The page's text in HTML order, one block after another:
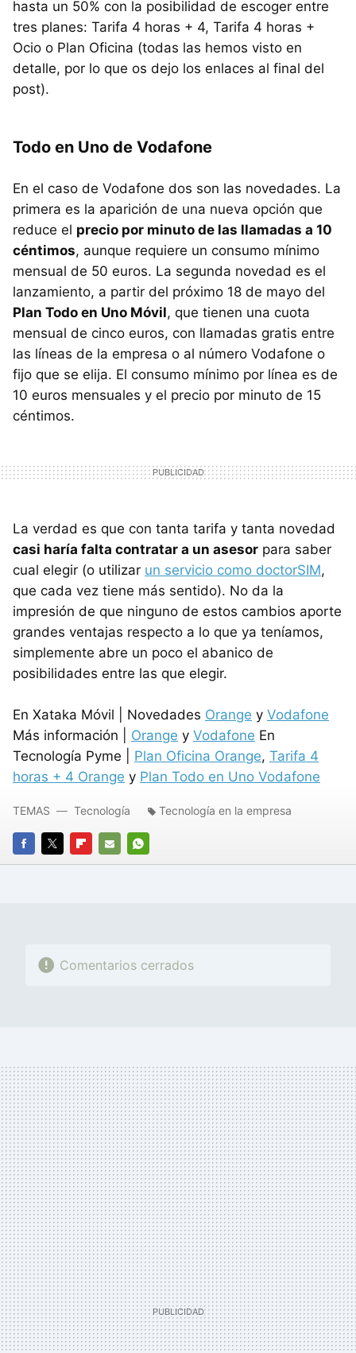
hasta un 50% con la posibilidad de escoger entre
tres planes: Tarifa 4 horas + 4, Tarifa 4 horas +
Ocio o Plan Oficina (todas las hemos visto en
detalle, por lo que os dejo los enlaces al final del
post).
Todo en Uno de Vodafone
En el caso de Vodafone dos son las novedades. La
primera es la aparición de una nueva opción que
reduce el precio por minuto de las llamadas a 10
céntimos, aunque requiere un consumo mínimo
mensual de 50 euros. La segunda novedad es el
lanzamiento, a partir del próximo 18 de mayo del
Plan Todo en Uno Móvil, que tienen una cuota
mensual de cinco euros, con llamadas gratis entre
las líneas de la empresa o al número Vodafone o
fijo que se elija. El consumo mínimo por línea es de
10 euros mensuales y el precio por minuto de 15
céntimos.
La verdad es que con tanta tarifa y tanta novedad
casi haría falta contratar a un asesor para saber
cual elegir (o utilizar un servicio como doctorSIM,
que cada vez tiene más sentido). No da la
impresión de que ninguno de estos cambios aporte
grandes ventajas respecto a lo que ya teníamos,
simplemente abre un poco el abanico de
posibilidades entre las que elegir.
En Xataka Móvil | Novedades Orange y Vodafone
Más información | Orange y Vodafone En
Tecnología Pyme | Plan Oficina Orange, Tarifa 4
horas + 4 Orange y Plan Todo en Uno Vodafone
FACEBOOK
TWITTERFLIPBOARD
E-
WHATSAPP
TEMAS Tecnología Tecnología en la empresa
Comentarios cerrados